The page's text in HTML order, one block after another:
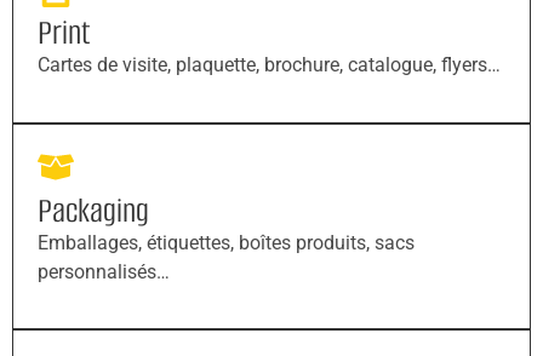
Print
Cartes de visite, plaquette, brochure, catalogue, flyers…
Packaging
Emballages, étiquettes, boîtes produits, sacs
personnalisés…